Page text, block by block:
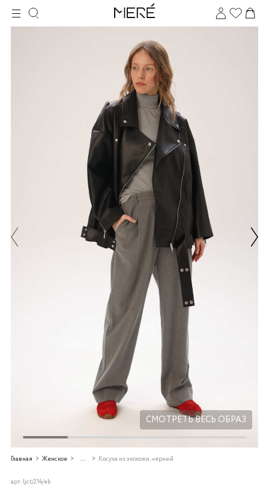
СМОТРЕТЬ ВЕСЬ ОБРАЗ
Главная Женское ... Косуха из экокожи, черный
арт. ljct/214/eb
Для клиентов всех банков
на части
без переплат
График платежей
Добавляйте товары
Оплачивайте сегодня только
% картой любого банка
Получайте товар
выбранный способом
Оставшиеся75% будут
списыватьсяс вашей карты
по